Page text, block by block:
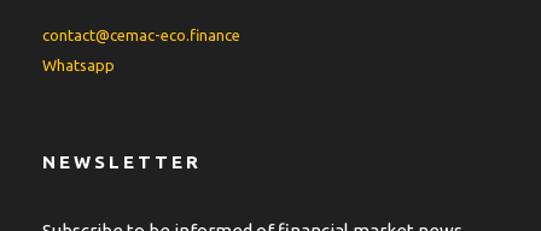
contact@cemac-eco.finance
Whatsapp
NEWSLETTER